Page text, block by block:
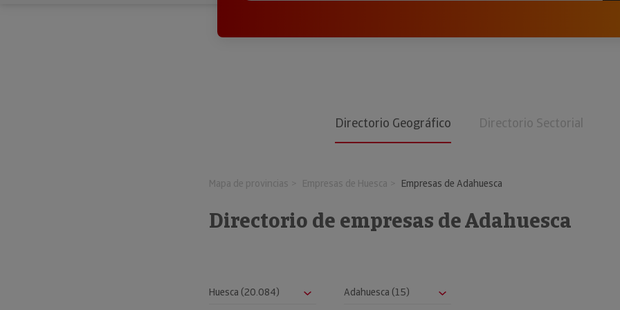
Directorio Geográfico Directorio Sectorial
Mapa de provincias Empresas de Huesca Empresas de Adahuesca
Directorio de empresas de Adahuesca